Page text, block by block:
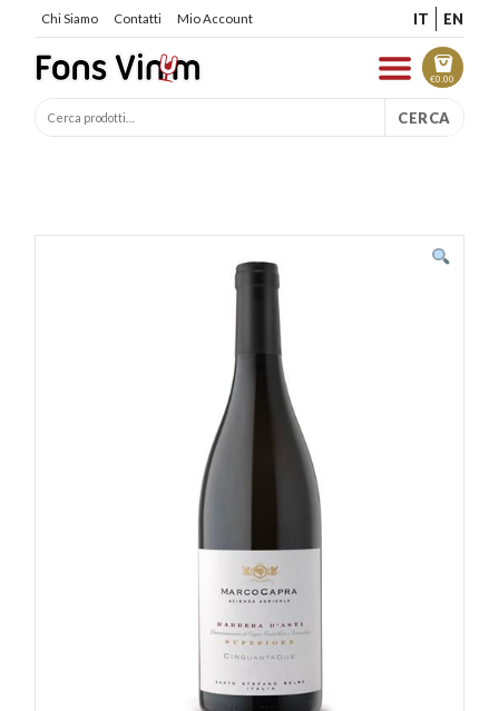
Chi Siamo Contatti Mio Account IT EN
€0.00
CERCA